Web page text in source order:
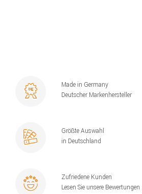
Made in Germany
Deutscher Markenhersteller
Größte Auswahl
in Deutschland
Zufriedene Kunden
Lesen Sie unsere Bewertungen